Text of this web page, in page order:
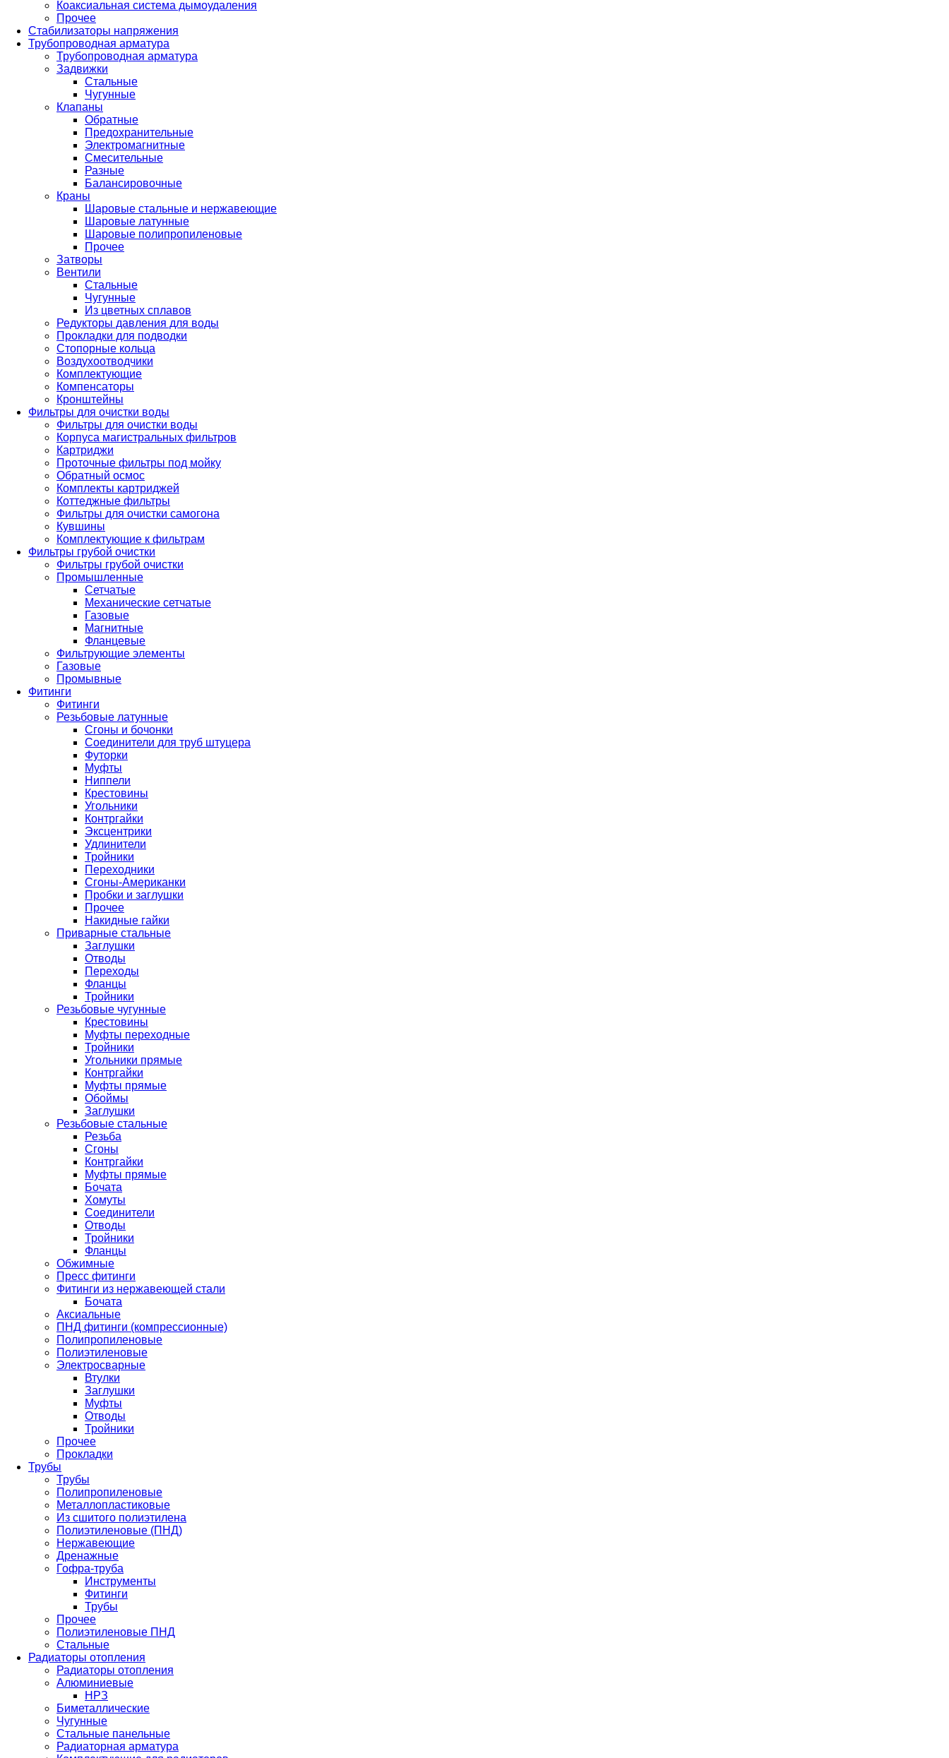
Коаксиальная система дымоудаления
Прочее
Стабилизаторы напряжения
Трубопроводная арматура
Трубопроводная арматура
Задвижки
Стальные
Чугунные
Клапаны
Обратные
Предохранительные
Электромагнитные
Смесительные
Разные
Балансировочные
Краны
Шаровые стальные и нержавеющие
Шаровые латунные
Шаровые полипропиленовые
Прочее
Затворы
Вентили
Стальные
Чугунные
Из цветных сплавов
Редукторы давления для воды
Прокладки для подводки
Стопорные кольца
Воздухоотводчики
Комплектующие
Компенсаторы
Кронштейны
Фильтры для очистки воды
Фильтры для очистки воды
Корпуса магистральных фильтров
Картриджи
Проточные фильтры под мойку
Обратный осмос
Комплекты картриджей
Коттеджные фильтры
Фильтры для очистки самогона
Кувшины
Комплектующие к фильтрам
Фильтры грубой очистки
Фильтры грубой очистки
Промышленные
Сетчатые
Механические сетчатые
Газовые
Магнитные
Фланцевые
Фильтрующие элементы
Газовые
Промывные
Фитинги
Фитинги
Резьбовые латунные
Сгоны и бочонки
Соединители для труб штуцера
Футорки
Муфты
Ниппели
Крестовины
Угольники
Контргайки
Эксцентрики
Удлинители
Тройники
Переходники
Сгоны-Американки
Пробки и заглушки
Прочее
Накидные гайки
Приварные стальные
Заглушки
Отводы
Переходы
Фланцы
Тройники
Резьбовые чугунные
Крестовины
Муфты переходные
Тройники
Угольники прямые
Контргайки
Муфты прямые
Обоймы
Заглушки
Резьбовые стальные
Резьба
Сгоны
Контргайки
Муфты прямые
Бочата
Хомуты
Соединители
Отводы
Тройники
Фланцы
Обжимные
Пресс фитинги
Фитинги из нержавеющей стали
Бочата
Аксиальные
ПНД фитинги (компрессионные)
Полипропиленовые
Полиэтиленовые
Электросварные
Втулки
Заглушки
Муфты
Отводы
Тройники
Прочее
Прокладки
Трубы
Трубы
Полипропиленовые
Металлопластиковые
Из сшитого полиэтилена
Полиэтиленовые (ПНД)
Нержавеющие
Дренажные
Гофра-труба
Инструменты
Фитинги
Трубы
Прочее
Полиэтиленовые ПНД
Стальные
Радиаторы отопления
Радиаторы отопления
Алюминиевые
НРЗ
Биметаллические
Чугунные
Стальные панельные
Радиаторная арматура